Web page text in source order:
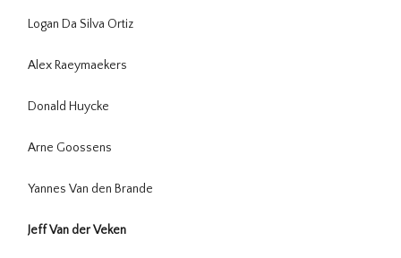
Logan Da Silva Ortiz
Alex Raeymaekers
Donald Huycke
Arne Goossens
Yannes Van den Brande
Jeff Van der Veken